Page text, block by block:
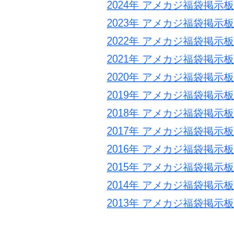
2024年 アメカジ福袋掲示板
2023年 アメカジ福袋掲示板
2022年 アメカジ福袋掲示板
2021年 アメカジ福袋掲示板
2020年 アメカジ福袋掲示板
2019年 アメカジ福袋掲示板
2018年 アメカジ福袋掲示板
2017年 アメカジ福袋掲示板
2016年 アメカジ福袋掲示板
2015年 アメカジ福袋掲示板
2014年 アメカジ福袋掲示板
2013年 アメカジ福袋掲示板